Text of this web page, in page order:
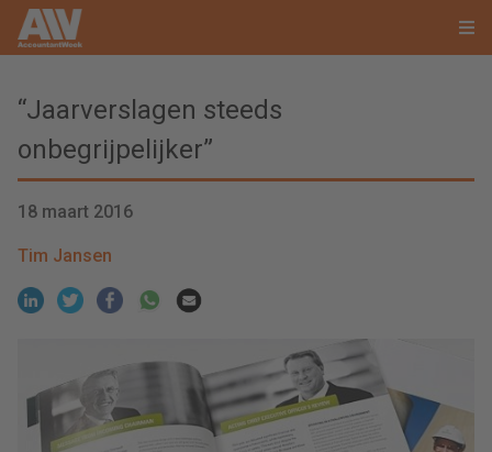
“Jaarverslagen steeds
onbegrijpelijker”
18 maart 2016
Tim Jansen